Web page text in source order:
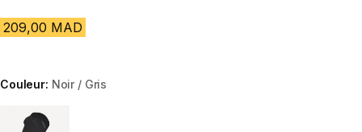
209,00 MAD
Couleur: Noir / Gris
Choose a variant